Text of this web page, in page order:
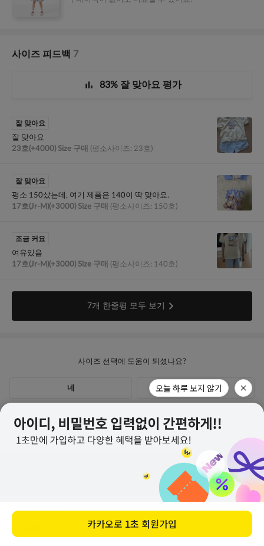
세나상하SET
(10%↓)
[월-목] 10:00 ~14:30
우리 1005-302-047686
국민 933901-01-154555
오늘 하루 보지 않기
카카오로 1초 회원가입